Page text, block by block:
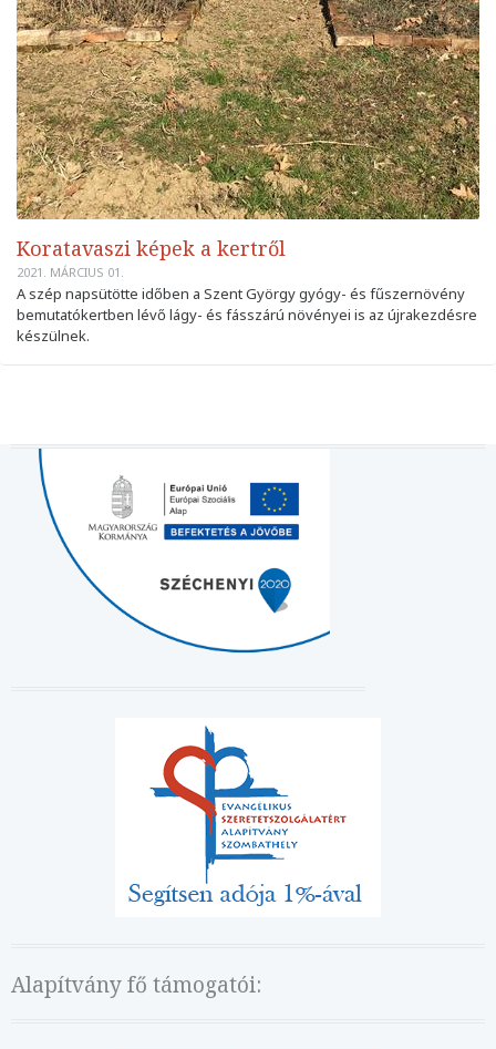
Koratavaszi képek a kertről
2021. MÁRCIUS 01.
A szép napsütötte időben a Szent György gyógy- és fűszernövény
bemutatókertben lévő lágy- és fásszárú növényei is az újrakezdésre
készülnek.
Alapítvány fő támogatói: